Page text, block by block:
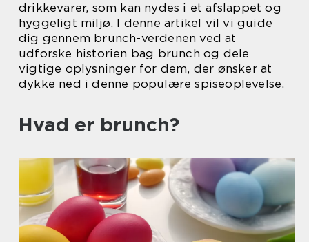
drikkevarer, som kan nydes i et afslappet og
hyggeligt miljø. I denne artikel vil vi guide
dig gennem brunch-verdenen ved at
udforske historien bag brunch og dele
vigtige oplysninger for dem, der ønsker at
dykke ned i denne populære spiseoplevelse.
Hvad er brunch?